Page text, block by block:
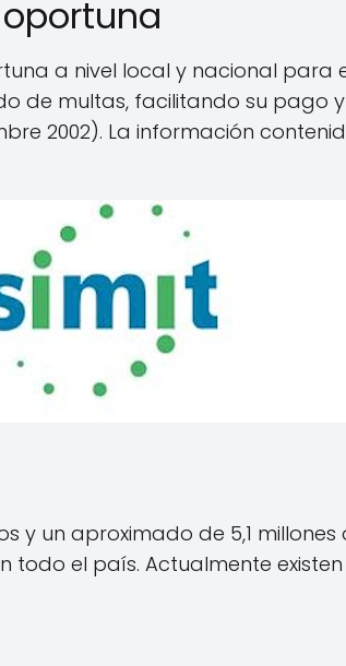
a nivel local y nacional
de multas, facilitando su
2002). La información
y un aproximado de 5,1
todo el país. Actualmente